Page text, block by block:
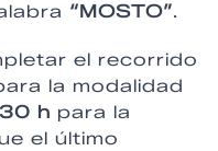
“MOSTO”.
el recorrido
la modalidad
h para la
el último